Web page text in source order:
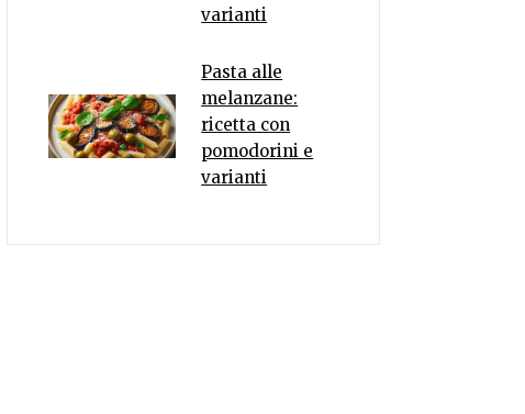
varianti
Pasta alle
melanzane:
ricetta con
pomodorini e
varianti